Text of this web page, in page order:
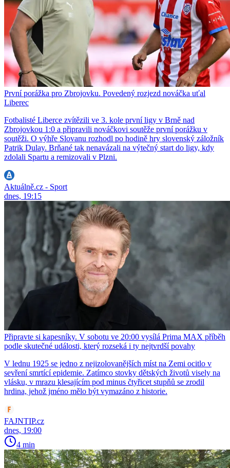
První porážka pro Zbrojovku. Povedený rozjezd nováčka uťal
Liberec
Fotbalisté Liberce zvítězili ve 3. kole první ligy v Brně nad
Zbrojovkou 1:0 a připravili nováčkovi soutěže první porážku v
soutěži. O výhře Slovanu rozhodl po hodině hry slovenský záložník
Patrik Dulay. Brňané tak nenavázali na výtečný start do ligy, kdy
zdolali Spartu a remizovali v Plzni.
Aktuálně.cz - Sport
dnes, 19:15
Připravte si kapesníky. V sobotu ve 20:00 vysílá Prima MAX příběh
podle skutečné události, který rozseká i ty nejtvrdší povahy
V lednu 1925 se jedno z nejizolovanějších míst na Zemi ocitlo v
sevření smrtící epidemie. Zatímco stovky dětských životů visely na
vlásku, v mrazu klesajícím pod minus čtyřicet stupňů se zrodil
hrdina, jehož jméno mělo být vymazáno z historie.
FAJNTIP.cz
dnes, 19:00
4 min